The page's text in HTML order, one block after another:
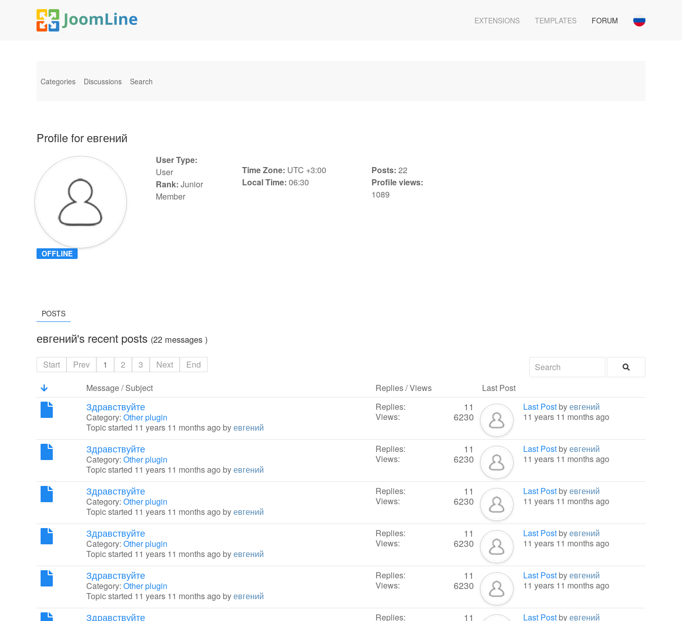
EXTENSIONS TEMPLATES FORUM
Categories Discussions Search
Profile for евгений
OFFLINE
User Type:
User
Rank: Junior
Member
Time Zone: UTC +3:00
Local Time: 06:30
Posts:22
Profile views:
1089
POSTS
евгений's recent posts (22 messages )
Start Prev 1 2 3 Next
End
Message / Subject
Replies / Views Last Post
Здравствуйте
Category: Other plugin
Topic started 11 years 11 months ago byевгений
Replies: 11
Views: 6230
Last Postbyевгений
11 years 11 months ago
Здравствуйте
Category: Other plugin
Topic started 11 years 11 months ago byевгений
Replies: 11
Views: 6230
Last Postbyевгений
11 years 11 months ago
Здравствуйте
Category: Other plugin
Topic started 11 years 11 months ago byевгений
Replies: 11
Views: 6230
Last Postbyевгений
11 years 11 months ago
Здравствуйте
Category: Other plugin
Topic started 11 years 11 months ago byевгений
Replies: 11
Views: 6230
Last Postbyевгений
11 years 11 months ago
Здравствуйте
Category: Other plugin
Topic started 11 years 11 months ago byевгений
Replies: 11
Views: 6230
Last Postbyевгений
11 years 11 months ago
Здравствуйте Replies: 11 Last Postbyевгений